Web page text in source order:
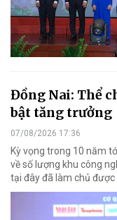
Đồng Nai: Thể
bật tăng trưởng
07/08/2026 17:36
Kỳ vọng trong 10 năm
về số lượng khu công
tại đây đã làm chủ